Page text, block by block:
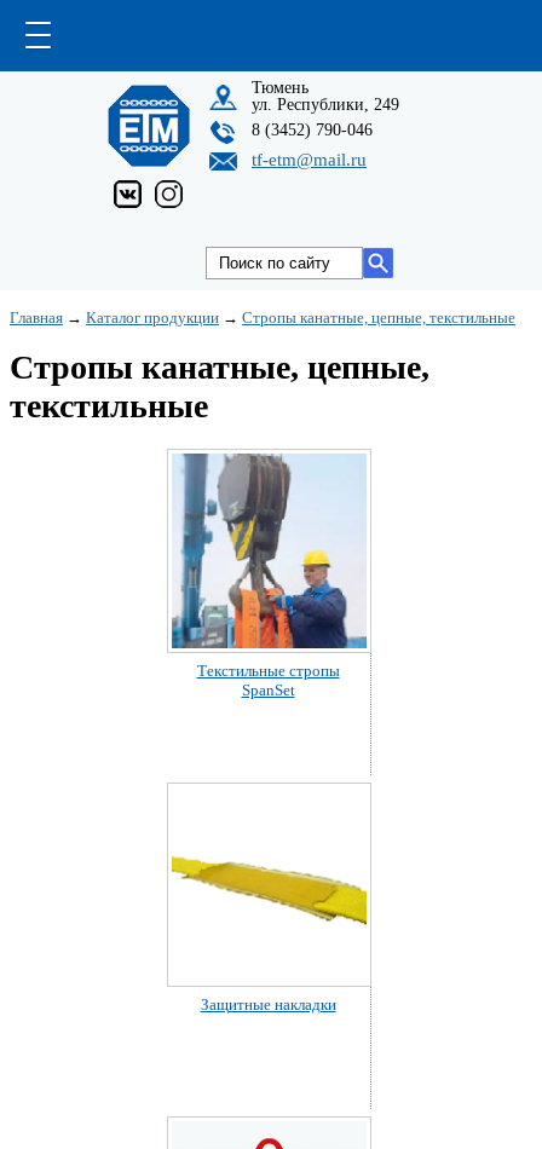
Тюмень
ул. Республики, 249
8 (3452) 790-046
tf-etm@mail.ru
Главная → Каталог продукции → Стропы канатные, цепные, текстильные
Стропы канатные, цепные,
текстильные
Текстильные стропы
SpanSet
Защитные накладки